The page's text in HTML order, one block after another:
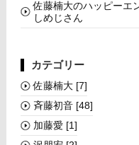
佐藤楠大のハッピー
しめじさん
カテゴリー
佐藤楠大 [7]
斉藤初音 [48]
加藤愛 [1]